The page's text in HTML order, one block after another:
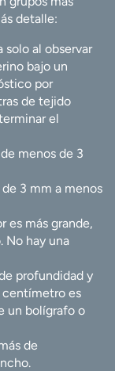
detalle:
solo al observar
bajo un
por
de tejido
el
menos de 3
3 mm a menos
es más grande,
No hay una
profundidad y
centímetro es
un bolígrafo o
de